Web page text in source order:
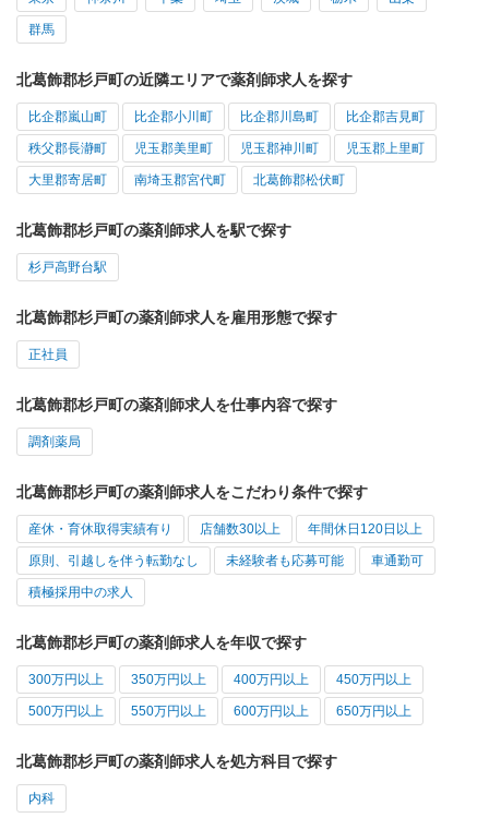
群馬
北葛飾郡杉戸町の近隣エリアで薬剤師求人を探す
比企郡嵐山町 比企郡小川町 比企郡川島町 比企郡吉見町
秩父郡長瀞町 児玉郡美里町 児玉郡神川町 児玉郡上里町
大里郡寄居町 南埼玉郡宮代町 北葛飾郡松伏町
北葛飾郡杉戸町の薬剤師求人を駅で探す
杉戸高野台駅
北葛飾郡杉戸町の薬剤師求人を雇用形態で探す
正社員
北葛飾郡杉戸町の薬剤師求人を仕事内容で探す
調剤薬局
北葛飾郡杉戸町の薬剤師求人をこだわり条件で探す
産休・育休取得実績有り 店舗数30以上 年間休日120日以上
原則、引越しを伴う転勤なし 未経験者も応募可能 車通勤可
積極採用中の求人
北葛飾郡杉戸町の薬剤師求人を年収で探す
300万円以上 350万円以上 400万円以上 450万円以上
500万円以上 550万円以上 600万円以上 650万円以上
北葛飾郡杉戸町の薬剤師求人を処方科目で探す
内科